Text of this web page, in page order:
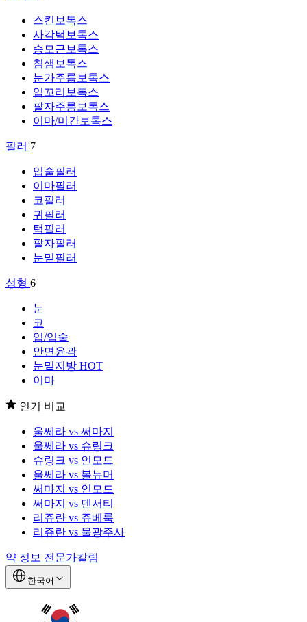
스킨보톡스
사각턱보톡스
승모근보톡스
침샘보톡스
눈가주름보톡스
입꼬리보톡스
팔자주름보톡스
이마/미간보톡스
필러 7
입술필러
이마필러
코필러
귀필러
턱필러
팔자필러
눈밑필러
성형 6
눈
코
입/입술
안면윤곽
눈밑지방 HOT
이마
인기 비교
울쎄라 vs 써마지
울쎄라 vs 슈링크
슈링크 vs 인모드
울쎄라 vs 볼뉴머
써마지 vs 인모드
써마지 vs 덴서티
리쥬란 vs 쥬베룩
리쥬란 vs 물광주사
약 정보 전문가칼럼
한국어